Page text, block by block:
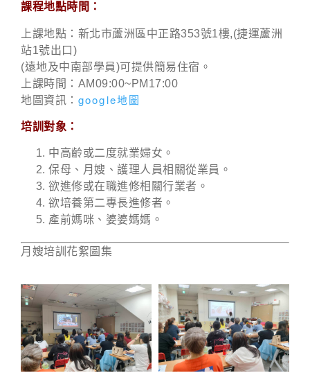
課程地點時間：
上課地點：新北市蘆洲區中正路353號1樓,(捷運蘆洲
站1號出口)
(遠地及中南部學員)可提供簡易住宿。
上課時間：AM09:00~PM17:00
地圖資訊： google地圖
培訓對象：
中高齡或二度就業婦女。
保母、月嫂、護理人員相關從業員。
欲進修或在職進修相關行業者。
欲培養第二專長進修者。
產前媽咪、婆婆媽媽。
月嫂培訓花絮圖集